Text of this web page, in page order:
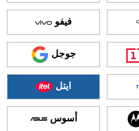
فيفو
جوجل
ايتل
أسوس